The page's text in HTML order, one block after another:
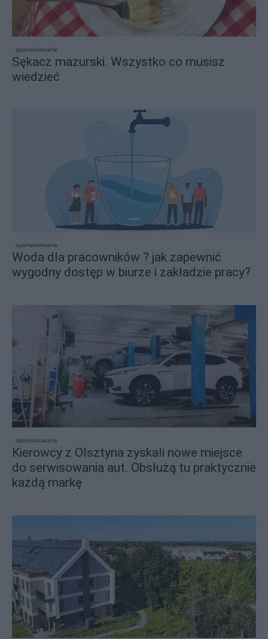
sponsorowane
Sękacz mazurski. Wszystko co musisz
wiedzieć
sponsorowane
Woda dla pracowników ? jak zapewnić
wygodny dostęp w biurze i zakładzie pracy?
sponsorowane
Kierowcy z Olsztyna zyskali nowe miejsce
do serwisowania aut. Obsłużą tu praktycznie
każdą markę